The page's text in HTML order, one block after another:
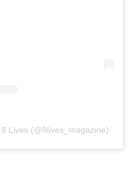
Lives (@9lives_magazine)